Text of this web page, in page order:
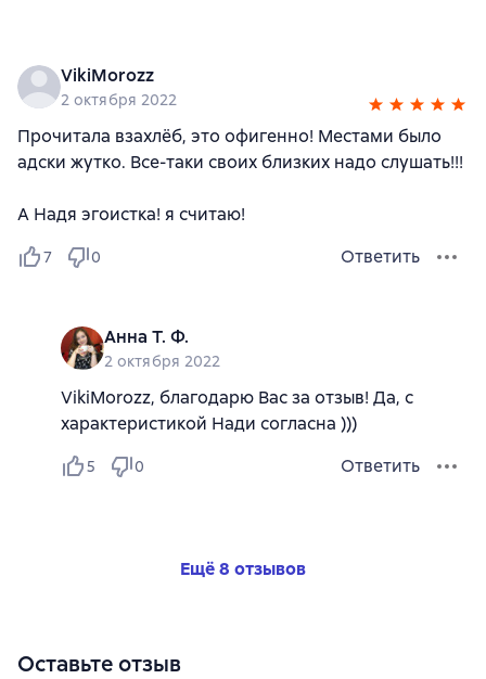
VikiMorozz
2 октября 2022
Прочитала взахлёб, это офигенно! Местами было
адски жутко. Все-таки своих близких надо слушать!!!
А Надя эгоистка! я считаю!
7 0 Ответить
Анна Т. Ф.
2 октября 2022
VikiMorozz, благодарю Вас за отзыв! Да, с
характеристикой Нади согласна )))
5 0 Ответить
Ещё 8 отзывов
Оставьте отзыв